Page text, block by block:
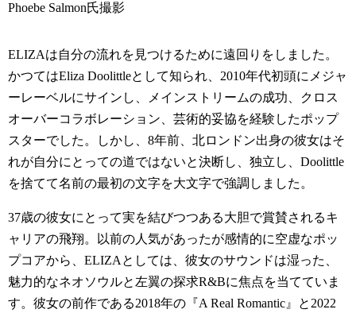
Phoebe Salmon氏撮影
ELIZAは自分の流れを見つけるために遠回りをしました。
かつてはEliza Doolittleとして知られ、2010年代初頭にメジャ
ーレーベルにサインし、メインストリームの成功、クロス
オーバーコラボレーション、芸術的妥協を経験したポップ
スターでした。しかし、8年前、北ロンドン出身の彼女はそ
れが自分にとっての道ではないと決断し、独立し、Doolittle
を捨てて名前の最初の文字を大文字で強調しました。
37歳の彼女にとって実を結びつつある大胆で賞賛されるキ
ャリアの飛翔。以前の人気があったが感情的に空虚なポッ
プコアから、ELIZAとしては、彼女のサウンドは湿った、
魅力的なネオソウルと左翼の探求R&Bに焦点を当てていま
す。彼女の前作である2018年の『A Real Romantic』と2022